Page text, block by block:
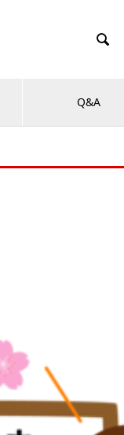

Q&A